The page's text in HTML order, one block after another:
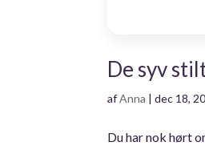
De syv
afAnna |dec 18,
Du har nok hørt